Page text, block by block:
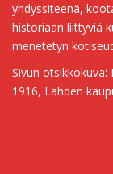
yhdyssiteenä,
historiaan liittyviä
menetetyn
Sivun otsikkokuva:
1916, Lahden